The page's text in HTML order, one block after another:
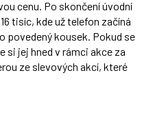
cenu. Po skončení úvodní
tisíc, kde už telefon začíná
povedený kousek. Pokud se
si jej hned v rámci akce za
ze slevových akcí, které